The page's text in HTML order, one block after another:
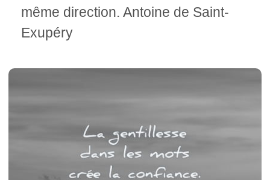
même direction. Antoine de Saint-
Exupéry